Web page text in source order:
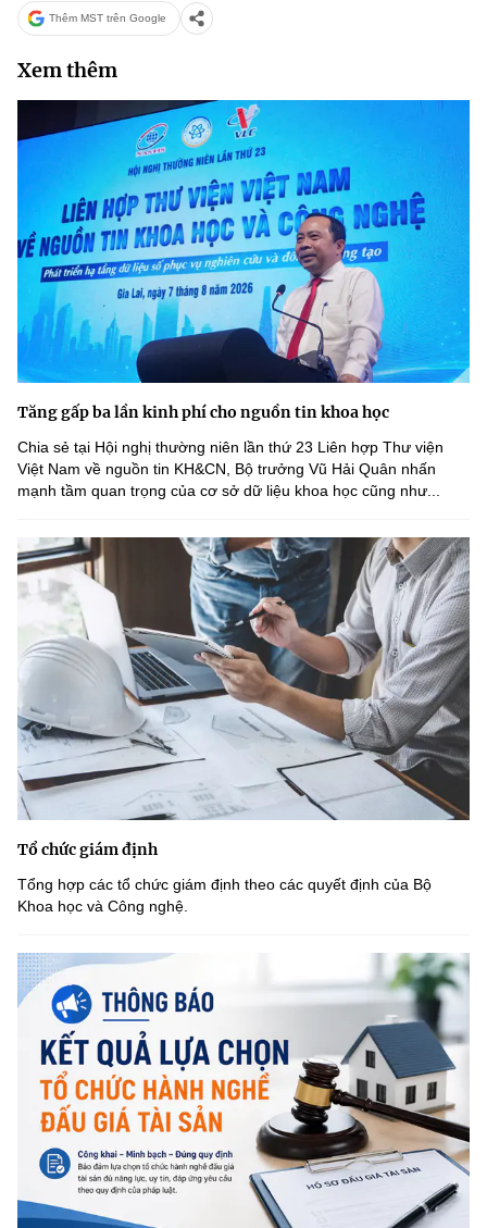
Thêm MST trên Google
Xem thêm
Tăng gấp ba lần kinh phí cho nguồn tin khoa học
Chia sẻ tại Hội nghị thường niên lần thứ 23 Liên hợp Thư viện
Việt Nam về nguồn tin KH&CN, Bộ trưởng Vũ Hải Quân nhấn
mạnh tầm quan trọng của cơ sở dữ liệu khoa học cũng như...
Tổ chức giám định
Tổng hợp các tổ chức giám định theo các quyết định của Bộ
Khoa học và Công nghệ.